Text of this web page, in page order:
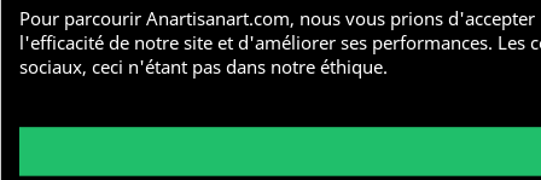
Pour parcourir Anartisanart.com, nous vous prions
l'efficacité de notre site et d'améliorer ses performances. Les
sociaux, ceci n'étant pas dans notre éthique.